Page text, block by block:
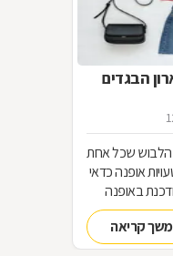
הבגדים
שאלת מיליון הדולר: מהם פריטי הלבוש שכל אחת
אופנה כדאי
באופנה
עונה האמצעי:
קריאה